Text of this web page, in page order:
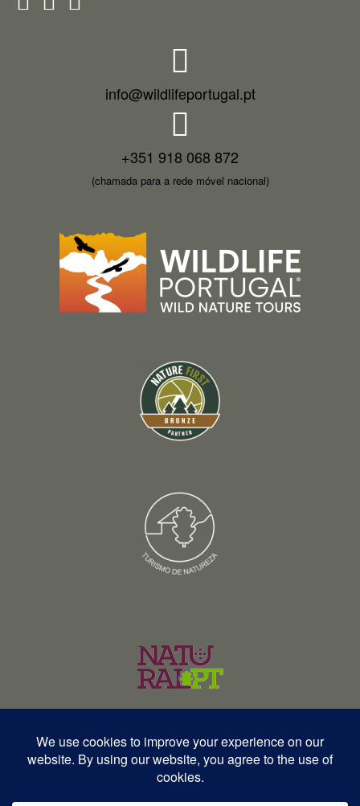
info@wildlifeportugal.pt
+351 918 068 872
(chamada para a rede móvel nacional)
RNAVT 12577 | RNAAT 369/2025